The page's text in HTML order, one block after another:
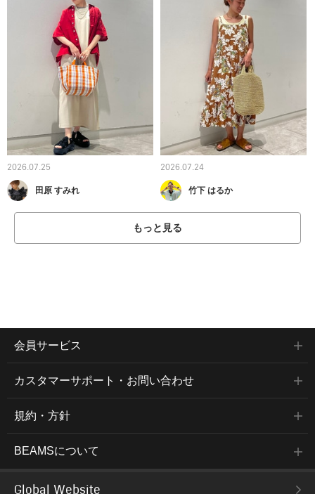
2026.07.25
田原 すみれ
2026.07.24
竹下 はるか
もっと見る
会員サービス
カスタマーサポート・お問い合わせ
規約・方針
BEAMSについて
Global Website